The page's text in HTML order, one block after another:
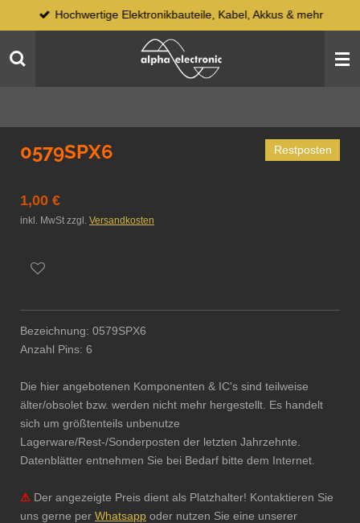
Hauptinhalt
springen
Hochwertige Elektronikbauteile, Kabel, Akkus & mehr
0579SPX6 Restposten
1,00 €
inkl. MwSt zzgl. Versandkosten
Bezeichnung: 0579SPX6
Anzahl Pins: 6
Die hier angebotenen Komponenten & IC's sind teilweise
älter/obsolet bzw. werden nicht mehr hergestellt. Es handelt
sich um größtenteils unbenutze
Lagerware/Rest-/Sonderposten der letzten Jahrzehnte.
Datenblätter entnehmen Sie bei Bedarf bitte dem Internet.
⚠ Der angezeigte Preis dient als Platzhalter! Kontaktieren Sie
uns gerne per Whatsapp oder nutzen Sie eine unserer